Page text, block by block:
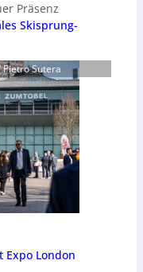
Präsenz
Skisprung-
Sutera
London